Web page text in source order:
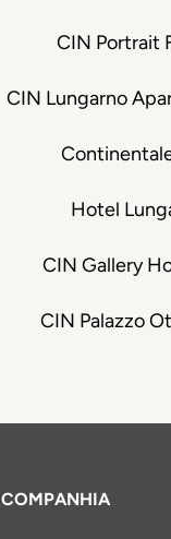
CIN Portrait
CIN Lungarno
Hotel
CIN Gallery
CIN Palazzo
COMPANHIA